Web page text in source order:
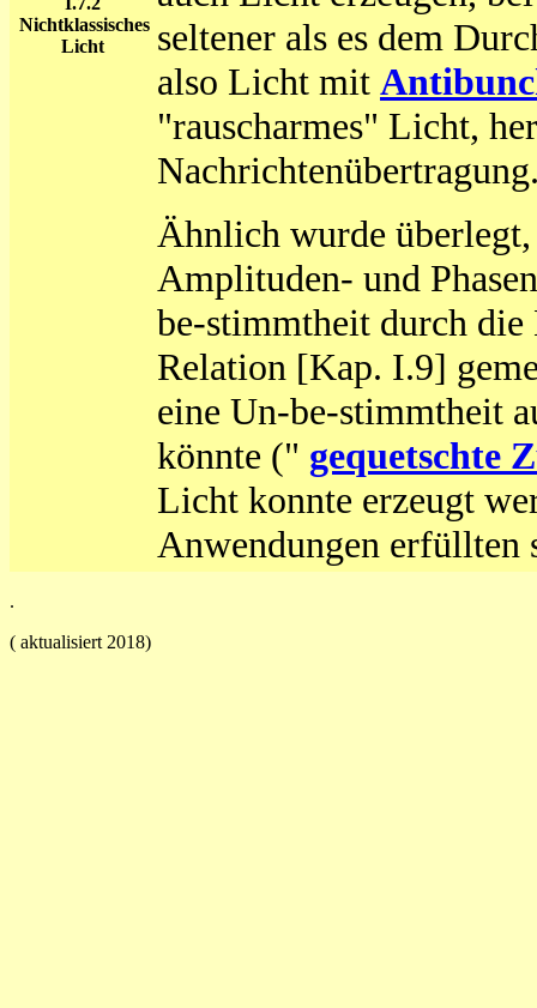
Nichtklassisches
Licht
seltener als es dem
also Licht mit
"rauscharmes" Licht,
Ähnlich wurde
Amplituden- und
be-stimmtheit durch die
Relation [Kap. I.9]
eine Un-be-stimmtheit
könnte (" gequetschte
Licht konnte erzeugt
Anwendungen erfüllten
.
( aktualisiert 2018)